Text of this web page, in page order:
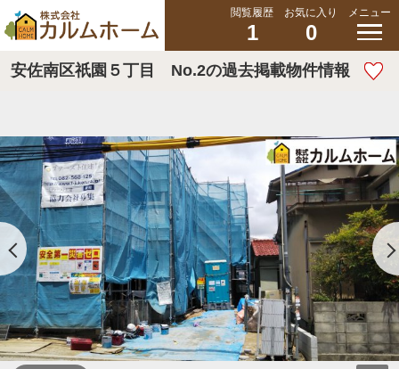
閲覧履歴
1
お気に入り
0
メニュー
安佐南区祇園５丁目 No.2の過去掲載物件情報